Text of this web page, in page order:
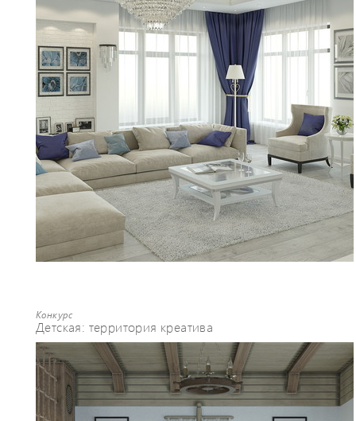
Конкурс
Детская: территория креатива